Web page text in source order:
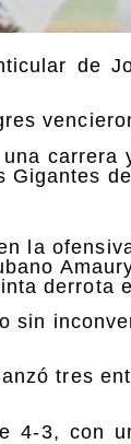
de
carrera
la
derrota
sin
tres
4-3, con